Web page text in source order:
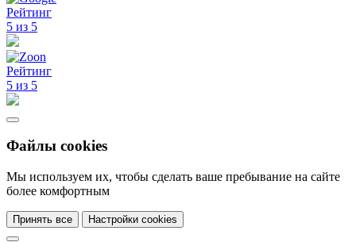
Рейтинг
5 из 5
Рейтинг
5 из 5
Файлы cookies
Мы используем их, чтобы сделать ваше пребывание на сайте
более комфортным
Принять все Настройки cookies